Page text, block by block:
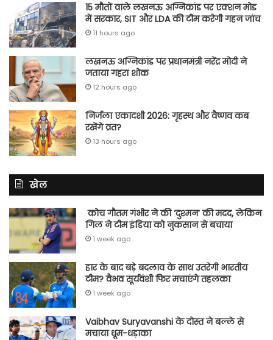
15 मौतों वाले लखनऊ अग्निकांड पर एक्शन मोड
में सरकार, SIT और LDA की टीम करेगी गहन जांच
11 hours ago
लखनऊ अग्निकांड पर प्रधानमंत्री नरेंद्र मोदी ने
जताया गहरा शोक
12 hours ago
निर्जला एकादशी 2026: गृहस्थ और वैष्णव कब
रखेंगे व्रत?
13 hours ago
खेल
कोच गौतम गंभीर ने की ‘दुश्मन’ की मदद, लेकिन
गिल ने टीम इंडिया को नुकसान से बचाया
1 week ago
हार के बाद बड़े बदलाव के साथ उतरेगी भारतीय
टीम? वैभव सूर्यवंशी फिर मचाएंगे तहलका
1 week ago
Vaibhav Suryavanshi के दोस्त ने बल्ले से
मचाया धूम-धड़ाका